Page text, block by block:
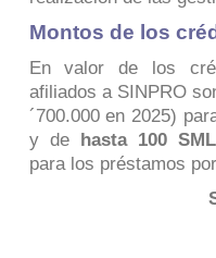
Montos de los
En valor de los
afiliados a SINPRO
´700.000 en 2025)
y de hasta 100
para los préstamos